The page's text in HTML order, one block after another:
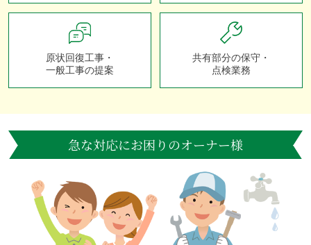
原状回復工事・
一般工事の提案
共有部分の保守・
点検業務
急な対応にお困りのオーナー様